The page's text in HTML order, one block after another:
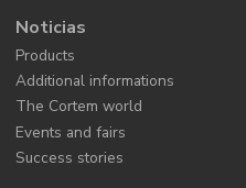
Noticias
Products
Additional informations
The Cortem world
Events and fairs
Success stories